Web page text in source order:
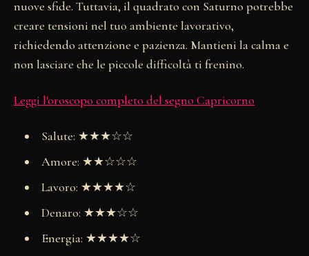
nuove sfide. Tuttavia, il quadrato con Saturno potrebbe
creare tensioni nel tuo ambiente lavorativo,
richiedendo attenzione e pazienza. Mantieni la calma e
non lasciare che le piccole difficoltà ti frenino.
Leggi l'oroscopo completo del segno Capricorno
Salute: ★★★☆☆
Amore: ★★☆☆☆
Lavoro: ★★★★☆
Denaro: ★★★☆☆
Energia: ★★★★☆